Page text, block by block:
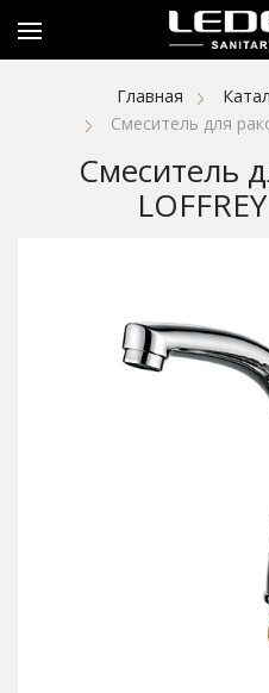
Главная
Смеситель для
Смеситель